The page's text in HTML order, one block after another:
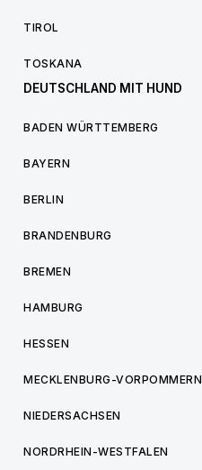
TIROL
TOSKANA
DEUTSCHLAND MIT HUND
BADEN WÜRTTEMBERG
BAYERN
BERLIN
BRANDENBURG
BREMEN
HAMBURG
HESSEN
MECKLENBURG-VORPOMMERN
NIEDERSACHSEN
NORDRHEIN-WESTFALEN